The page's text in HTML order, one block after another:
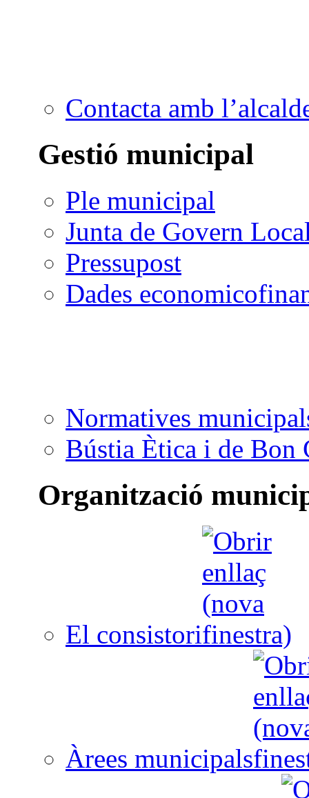
Contacta amb
Gestió municipal
Ple municipal
Junta de Govern
Pressupost
Dades
Normatives
Bústia Ètica i de Bon
Organització
El consistori
Àrees municipals